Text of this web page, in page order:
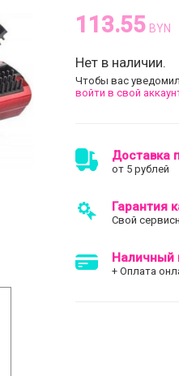
113.55 BYN
Нет в наличии.
Чтобы вас
войти в свой
Доставка
от 5 рублей
Гарантия
Свой
Наличный
+ Оплата